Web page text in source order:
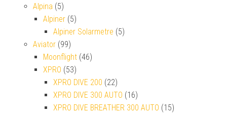
Alpina (5)
Alpiner (5)
Alpiner Solarmetre (5)
Aviator (99)
Moonflight (46)
XPRO (53)
XPRO DIVE 200 (22)
XPRO DIVE 300 AUTO (16)
XPRO DIVE BREATHER 300 AUTO (15)